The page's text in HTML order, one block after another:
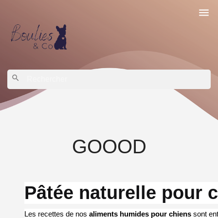

search
GOOOD
Pâtée naturelle pour
Les recettes de nos aliments humides pour chiens sont